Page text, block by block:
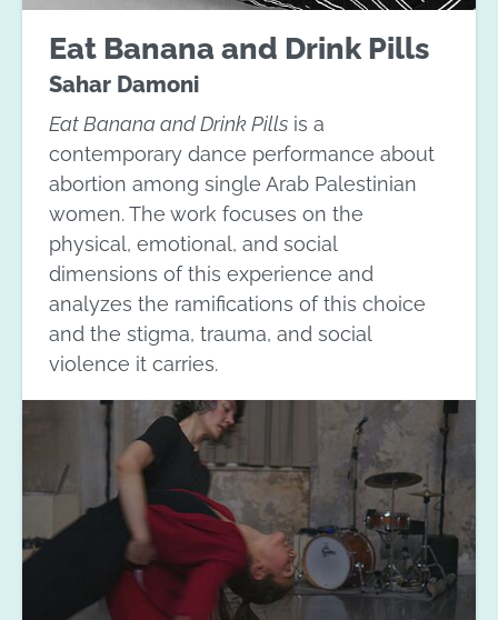
Eat Banana and Drink Pills
Sahar Damoni
Eat Banana and Drink Pills is a
contemporary dance performance about
abortion among single Arab Palestinian
women. The work focuses on the
physical, emotional, and social
dimensions of this experience and
analyzes the ramifications of this choice
and the stigma, trauma, and social
violence it carries.